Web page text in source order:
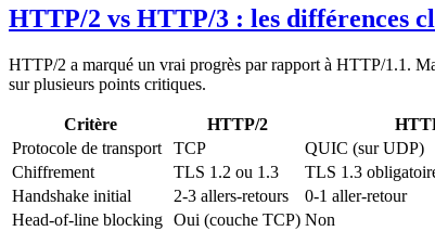
HTTP/2 vs HTTP/3 : les différences
HTTP/2 a marqué un vrai progrès par rapport à HTTP/1.1.
sur plusieurs points critiques.
Critère HTTP/2
Protocole de transport
TCP
QUIC (sur UDP)
Chiffrement
TLS 1.2 ou 1.3
TLS 1.3
Handshake initial
2-3 allers-retours
0-1 aller-retour
Head-of-line blocking Oui (couche TCP) Non